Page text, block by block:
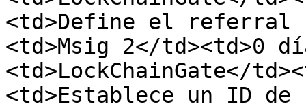
<td>Define el referral
<td>Msig 2</td><td>0
<td>LockChainGate</
<td>Establece un ID de